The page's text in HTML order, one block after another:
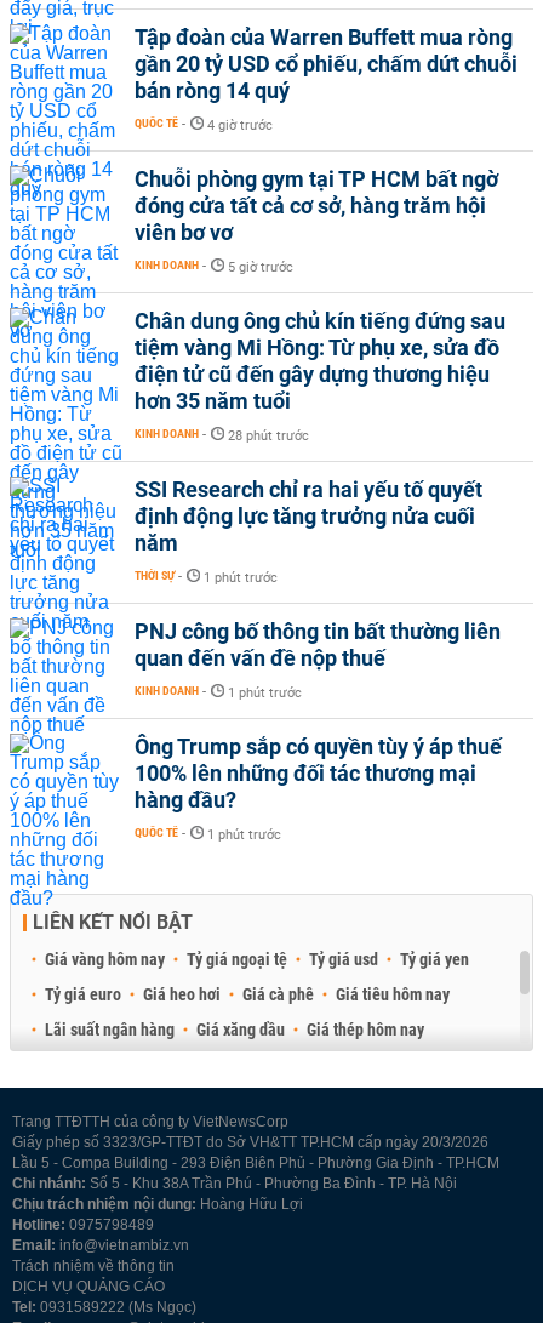
Tập đoàn của Warren Buffett mua ròng
gần 20 tỷ USD cổ phiếu, chấm dứt chuỗi
bán ròng 14 quý
QUỐC TẾ - 4 giờ trước
Chuỗi phòng gym tại TP HCM bất ngờ
đóng cửa tất cả cơ sở, hàng trăm hội
viên bơ vơ
KINH DOANH - 5 giờ trước
Chân dung ông chủ kín tiếng đứng sau
tiệm vàng Mi Hồng: Từ phụ xe, sửa đồ
điện tử cũ đến gây dựng thương hiệu
hơn 35 năm tuổi
KINH DOANH - 28 phút trước
SSI Research chỉ ra hai yếu tố quyết
định động lực tăng trưởng nửa cuối
năm
THỜI SỰ - 1 phút trước
PNJ công bố thông tin bất thường liên
quan đến vấn đề nộp thuế
KINH DOANH - 1 phút trước
Ông Trump sắp có quyền tùy ý áp thuế
100% lên những đối tác thương mại
hàng đầu?
QUỐC TẾ - 1 phút trước
LIÊN KẾT NỔI BẬT
Giá vàng hôm nay Tỷ giá ngoại tệ Tỷ giá usd
Tỷ giá yen
Tỷ giá euro
Giá heo hơi Giá cà phê
Giá tiêu hôm nay
Lãi suất ngân hàng
Giá xăng dầu
Giá thép hôm nay
Trang TTĐTTH của công ty VietNewsCorp
Giấy phép số 3323/GP-TTĐT do Sở VH&TT TP.HCM cấp ngày 20/3/2026
Lầu 5 - Compa Building - 293 Điện Biên Phủ - Phường Gia Định - TP.HCM
Chi nhánh: Số 5 - Khu 38A Trần Phú - Phường Ba Đình - TP. Hà Nội
Chịu trách nhiệm nội dung: Hoàng Hữu Lợi
Hotline: 0975798489
Email: info@vietnambiz.vn
Trách nhiệm về thông tin
DỊCH VỤ QUẢNG CÁO
Tel: 0931589222 (Ms Ngọc)